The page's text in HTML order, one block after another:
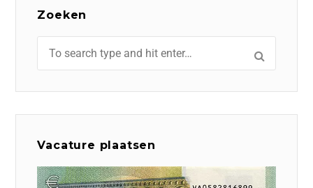
Zoeken
Vacature plaatsen